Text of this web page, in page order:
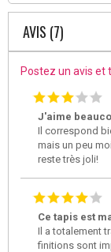
AVIS (7)
Postez un avis et
J'aime
Il correspond
mais un peu
reste très joli!
Ce tapis est
Il a totalement
finitions sont